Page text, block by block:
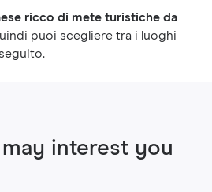
ricco di mete turistiche da
puoi scegliere tra i luoghi
may interest you